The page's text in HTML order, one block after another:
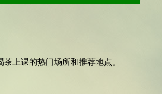
上课的热门场所和推荐地点。